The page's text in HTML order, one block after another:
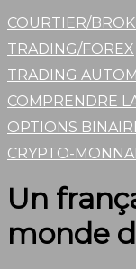
COURTIER/
TRADING/FOREX
TRADING
COMPRENDRE
OPTIONS
CRYPTO-
Un
monde